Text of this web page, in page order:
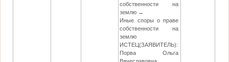
собственности на
землю →
Иные споры о праве
собственности на
землю
ИСТЕЦ(ЗАЯВИТЕЛЬ):
Порва Ольга